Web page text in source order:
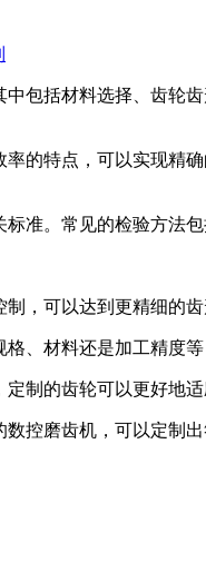
包括材料选择、齿轮
的特点，可以实现精
准。常见的检验方法
，可以达到更精细的齿
、材料还是加工精度
制的齿轮可以更好地
控磨齿机，可以定制